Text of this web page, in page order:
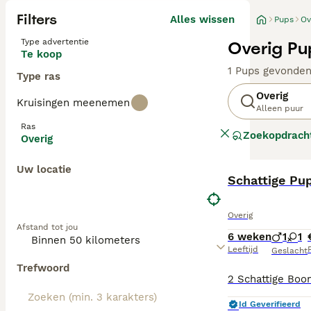
Filters Alles wissen
Type advertentie
Te koop
Type ras
Kruisingen meenemen
Ras
Overig
Uw locatie
Afstand tot jou
Trefwoord
Pups
Overig
1 Pups gevonden
Overig
Alleen puur
Schattige
Overig
6 weken
Leeftijd
1 1
Geslacht
Id Geverifieerd